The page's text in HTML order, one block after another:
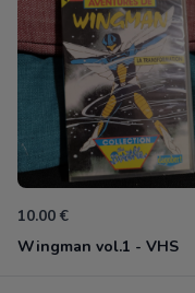
10.00 €
Wingman vol.1 - VHS